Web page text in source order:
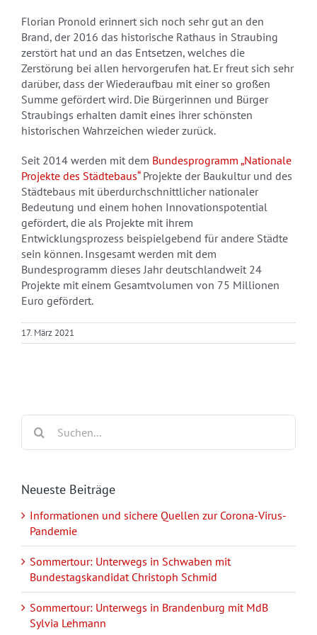
Florian Pronold erinnert sich noch sehr gut an den
Brand, der 2016 das historische Rathaus in Straubing
zerstört hat und an das Entsetzen, welches die
Zerstörung bei allen hervorgerufen hat. Er freut sich sehr
darüber, dass der Wiederaufbau mit einer so großen
Summe gefördert wird. Die Bürgerinnen und Bürger
Straubings erhalten damit eines ihrer schönsten
historischen Wahrzeichen wieder zurück.
Seit 2014 werden mit dem Bundesprogramm „Nationale
Projekte des Städtebaus“Projekte der Baukultur und des
Städtebaus mit überdurchschnittlicher nationaler
Bedeutung und einem hohen Innovationspotential
gefördert, die als Projekte mit ihrem
Entwicklungsprozess beispielgebend für andere Städte
sein können. Insgesamt werden mit dem
Bundesprogramm dieses Jahr deutschlandweit 24
Projekte mit einem Gesamtvolumen von 75 Millionen
Euro gefördert.
17. März 2021
nach:
Neueste Beiträge
Informationen und sichere Quellen zur Corona-Virus-
Pandemie
Sommertour: Unterwegs in Schwaben mit
Bundestagskandidat Christoph Schmid
Sommertour: Unterwegs in Brandenburg mit MdB
Sylvia Lehmann